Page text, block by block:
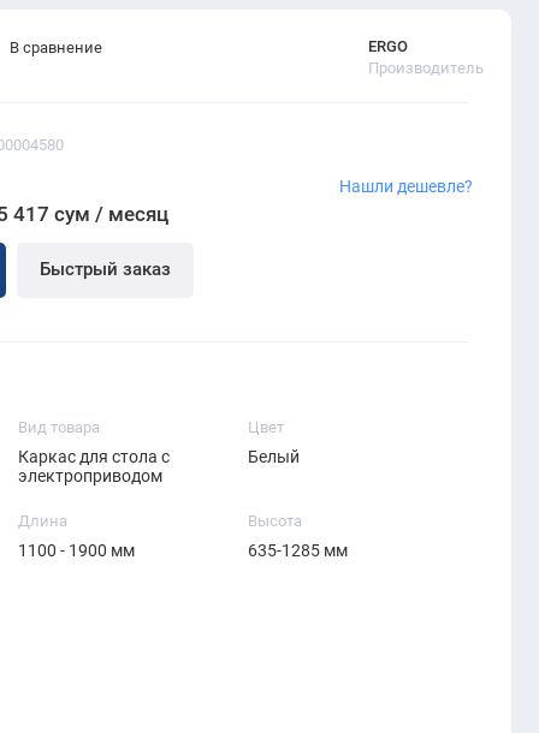
ERGO
Производитель
417 сум / месяц
Быстрый заказ
Нашли дешевле?
В сравнение
Вид товара
Каркас для стола с
электроприводом
Цвет
Белый
Длина
1100 - 1900 мм
Высота
635-1285 мм